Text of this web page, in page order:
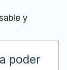
y
poder